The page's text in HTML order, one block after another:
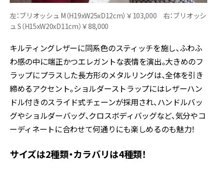
左：ブリオッシュ M（H19xW25xD12cm）￥103,000 右：ブリオッシ
ュ S（H15xW20xD11cm）￥88,000
キルティングレザーに同系色のスティッチを施し、ふわふ
わ感の中に端正かつエレガントな表情を演出。大きめのフ
ラップにプラスした長方形のメタルリングは、全体を引き
締めるアクセント。ショルダーストラップにはレザーハン
ドル付きのスライド式チェーンが採用され、ハンドルバッ
グやショルダーバッグ、クロスボディバッグなど、気分やコ
ーディネートに合わせて何通りにも楽しめるのも魅力！
サイズは2種類・カラバリは4種類！